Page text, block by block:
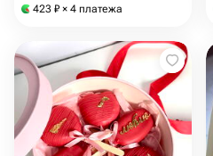
423 ₽ × 4 платежа